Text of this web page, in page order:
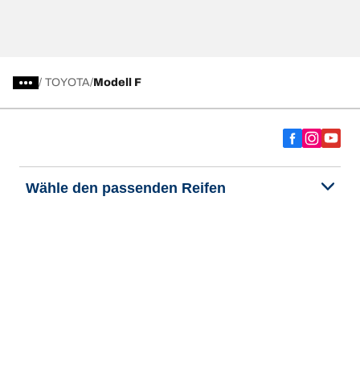
/ TOYOTA Modell F
Wähle den passenden Reifen